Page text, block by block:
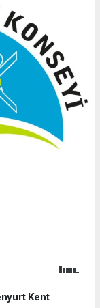
Kent